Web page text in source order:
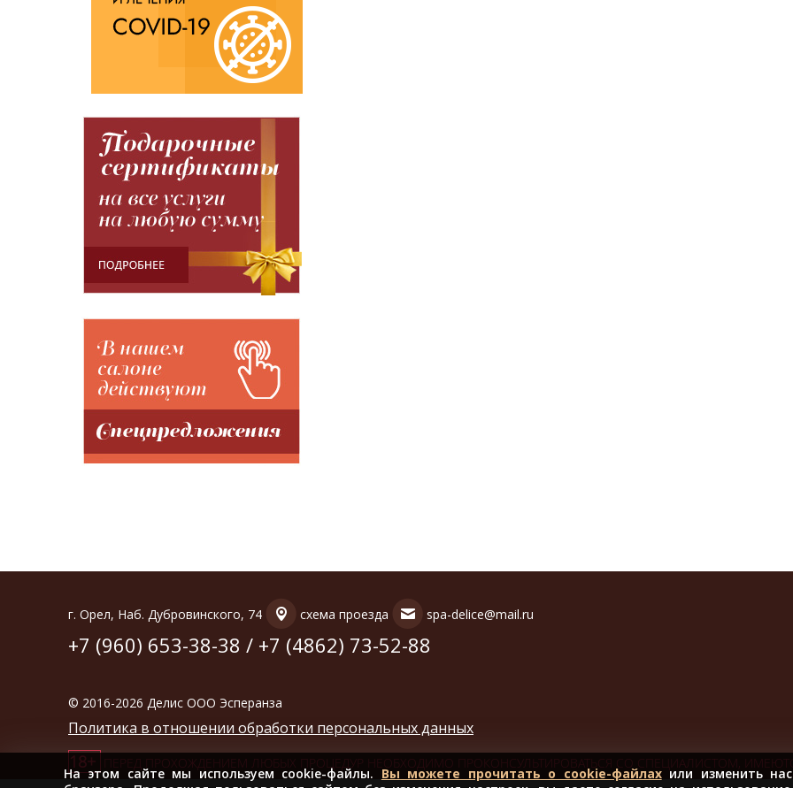
г. Орел, Наб. Дубровинского, 74 схема проезда spa-delice@mail.ru
+7 (960) 653-38-38 / +7 (4862) 73-52-88
© 2016-2026 Делис ООО Эсперанза
Политика в отношении обработки персональных данных
18+ ПЕРЕД ПРОХОЖДЕНИЕМ ЛЮБЫХ ПРОЦЕДУР НЕОБХОДИМО ПРОКОНСУЛЬТИРОВАТЬСЯ СО СПЕЦИАЛИСТОМ,
На этом сайте мы используем cookie-файлы. Вы можете прочитать о cookie-файлахили изменить